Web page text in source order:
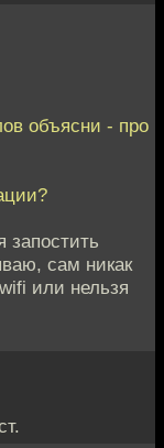
объясни - про
запостить
сам никак
или нельзя